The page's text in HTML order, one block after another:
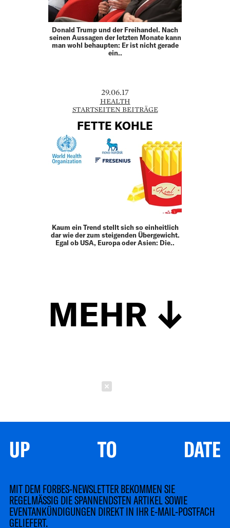
Donald Trump und der Freihandel. Nach
seinen Aussagen der letzten Monate kann
man wohl behaupten: Er ist nicht gerade
ein..
29.06.17
HEALTH
STARTSEITEN BEITRÄGE
FETTE KOHLE
Kaum ein Trend stellt sich so einheitlich
dar wie der zum steigenden Übergewicht.
Egal ob USA, Europa oder Asien: Die..
MEHR
UP TO DATE
MIT DEM FORBES-NEWSLETTER BEKOMMEN SIE
REGELMÄSSIG DIE SPANNENDSTEN ARTIKEL SOWIE
EVENTANKÜNDIGUNGEN DIREKT IN IHR E-MAIL-POSTFACH
GELIEFERT.